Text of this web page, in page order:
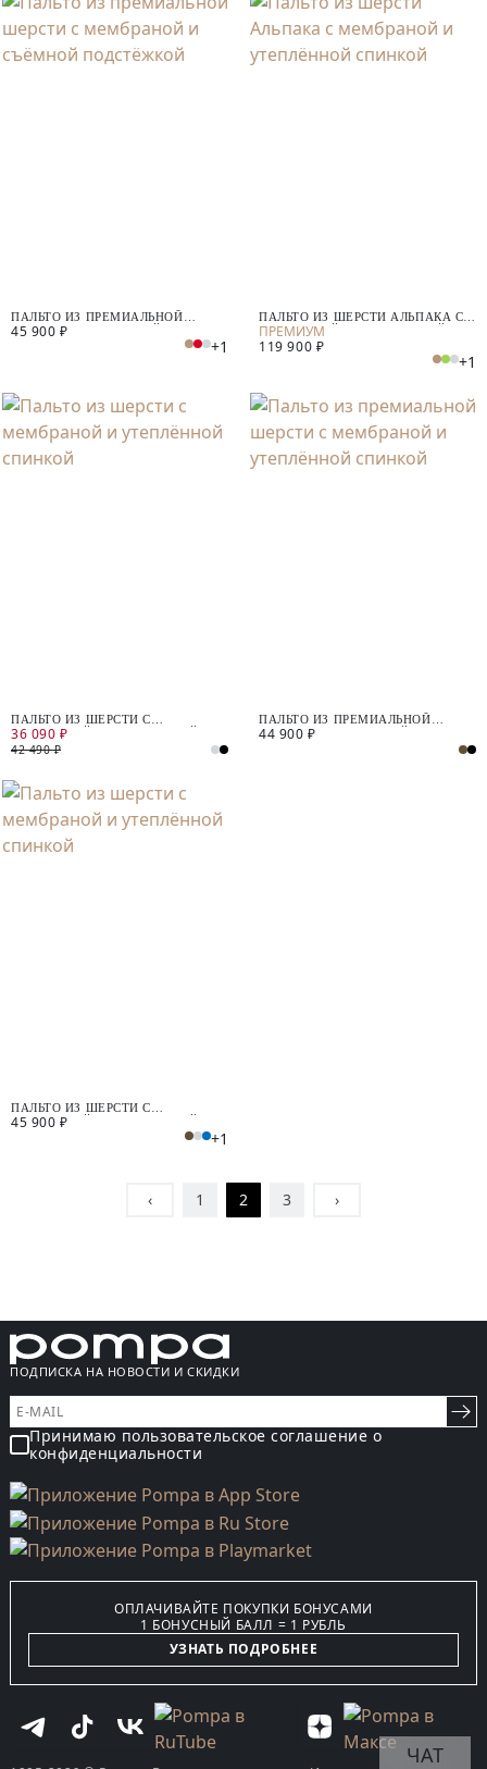
ПАЛЬТО ИЗ ПРЕМИАЛЬНОЙ
ШЕРСТИ С МЕМБРАНОЙ И
45 900 ₽
+1
ПАЛЬТО ИЗ ШЕРСТИ АЛЬПАКА С
МЕМБРАНОЙ И УТЕПЛЁННОЙ
СПИНКОЙ
119 900 ₽
+1
ПАЛЬТО ИЗ ШЕРСТИ С
МЕМБРАНОЙ И УТЕПЛЁННОЙ
СПИНКОЙ
36 090 ₽
42 490 ₽
ПАЛЬТО ИЗ ПРЕМИАЛЬНОЙ
ШЕРСТИ С МЕМБРАНОЙ И
44 900 ₽
ПАЛЬТО ИЗ ШЕРСТИ С
МЕМБРАНОЙ И УТЕПЛЁННОЙ
45 900 ₽
+1
‹ 1 2 3 ›
ПОДПИСКА НА НОВОСТИ И СКИДКИ
Принимаю пользовательское соглашение о
конфиденциальности
ОПЛАЧИВАЙТЕ ПОКУПКИ БОНУСАМИ
1 БОНУСНЫЙ БАЛЛ = 1 РУБЛЬ
УЗНАТЬ ПОДРОБНЕЕ
ЧАТ